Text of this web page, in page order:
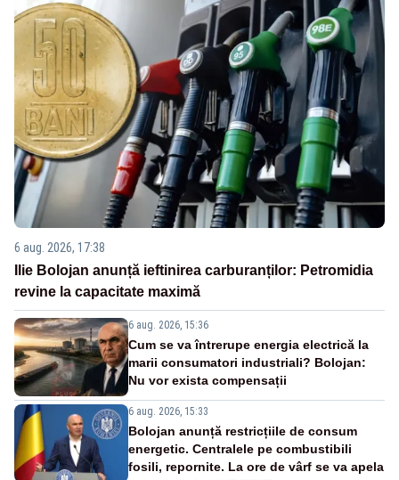
6 aug. 2026, 17:38
Ilie Bolojan anunță ieftinirea carburanților: Petromidia
revine la capacitate maximă
6 aug. 2026, 15:36
Cum se va întrerupe energia electrică la
marii consumatori industriali? Bolojan:
Nu vor exista compensații
6 aug. 2026, 15:33
Bolojan anunță restricțiile de consum
energetic. Centralele pe combustibili
fosili, repornite. La ore de vârf se va apela